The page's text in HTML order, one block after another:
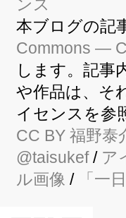
本ブログの記
Commons —
します。記事
や作品は、そ
イセンスを参
CC BY 福野泰
@taisukef/ ア
ル画像 / 「一